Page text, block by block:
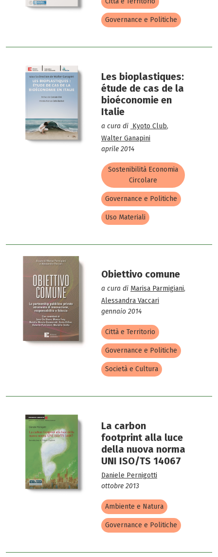
Governance e Politiche
Les bioplastiques:
étude de cas de la
bioéconomie en
Italie
a cura di Kyoto Club,
Walter Ganapini
aprile 2014
Sostenibilità Economia
Circolare
Governance e Politiche
Uso Materiali
Obiettivo comune
a cura di Marisa Parmigiani,
Alessandra Vaccari
gennaio 2014
Città e Territorio
Governance e Politiche
Società e Cultura
La carbon
footprint alla luce
della nuova norma
UNI ISO/TS 14067
Daniele Pernigotti
ottobre 2013
Ambiente e Natura
Governance e Politiche